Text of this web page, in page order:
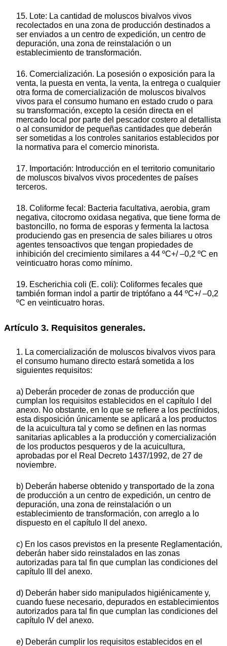
15. Lote: La cantidad de moluscos bivalvos vivos
recolectados en una zona de producción destinados a
ser enviados a un centro de expedición, un centro de
depuración, una zona de reinstalación o un
establecimiento de transformación.
16. Comercialización. La posesión o exposición para la
venta, la puesta en venta, la venta, la entrega o cualquier
otra forma de comercialización de moluscos bivalvos
vivos para el consumo humano en estado crudo o para
su transformación, excepto la cesión directa en el
mercado local por parte del pescador costero al detallista
o al consumidor de pequeñas cantidades que deberán
ser sometidas a los controles sanitarios establecidos por
la normativa para el comercio minorista.
17. Importación: Introducción en el territorio comunitario
de moluscos bivalvos vivos procedentes de países
terceros.
18. Coliforme fecal: Bacteria facultativa, aerobia, gram
negativa, citocromo oxidasa negativa, que tiene forma de
bastoncillo, no forma de esporas y fermenta la lactosa
produciendo gas en presencia de sales biliares u otros
agentes tensoactivos que tengan propiedades de
inhibición del crecimiento similares a 44 ºC+/ –0,2 ºC en
veinticuatro horas como mínimo.
19. Escherichia coli (E. coli): Coliformes fecales que
también forman indol a partir de triptófano a 44 ºC+/ –0,2
ºC en veinticuatro horas.
Artículo 3. Requisitos generales.
1. La comercialización de moluscos bivalvos vivos para
el consumo humano directo estará sometida a los
siguientes requisitos:
a) Deberán proceder de zonas de producción que
cumplan los requisitos establecidos en el capítulo I del
anexo. No obstante, en lo que se refiere a los pectínidos,
esta disposición únicamente se aplicará a los productos
de la acuicultura tal y como se definen en las normas
sanitarias aplicables a la producción y comercialización
de los productos pesqueros y de la acuicultura,
aprobadas por el Real Decreto 1437/1992, de 27 de
noviembre.
b) Deberán haberse obtenido y transportado de la zona
de producción a un centro de expedición, un centro de
depuración, una zona de reinstalación o un
establecimiento de transformación, con arreglo a lo
dispuesto en el capítulo II del anexo.
c) En los casos previstos en la presente Reglamentación,
deberán haber sido reinstalados en las zonas
autorizadas para tal fin que cumplan las condiciones del
capítulo III del anexo.
d) Deberán haber sido manipulados higiénicamente y,
cuando fuese necesario, depurados en establecimientos
autorizados para tal fin que cumplan las condiciones del
capítulo IV del anexo.
e) Deberán cumplir los requisitos establecidos en el